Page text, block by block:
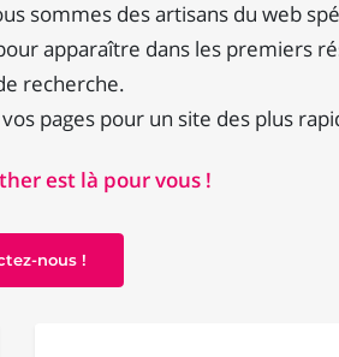
sommes des artisans du web
apparaître dans les premiers
recherche.
pages pour un site des plus
est là pour vous !
nous !